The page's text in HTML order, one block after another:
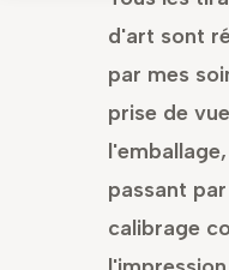
d'art sont
par mes
prise de
passant
calibrage